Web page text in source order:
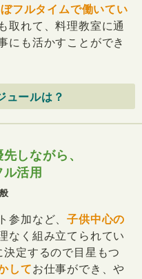
フルタイムで働いてい
取れて、料理教室に通
にも活かすことができ
ュールは？
しながら、
活用
参加など、子供中心の
なく組み立てられてい
定するので目星もつ
してお仕事ができ、や